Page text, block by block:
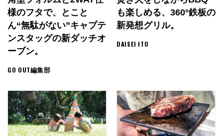
様のフタで、とこと
ん“無駄がない”キャプテ
ンスタッグの新ダッチオ
ーブン。
GO OUT編集部
も楽しめる、360°鉄板の
新発想グリル。
DAISEI ITO